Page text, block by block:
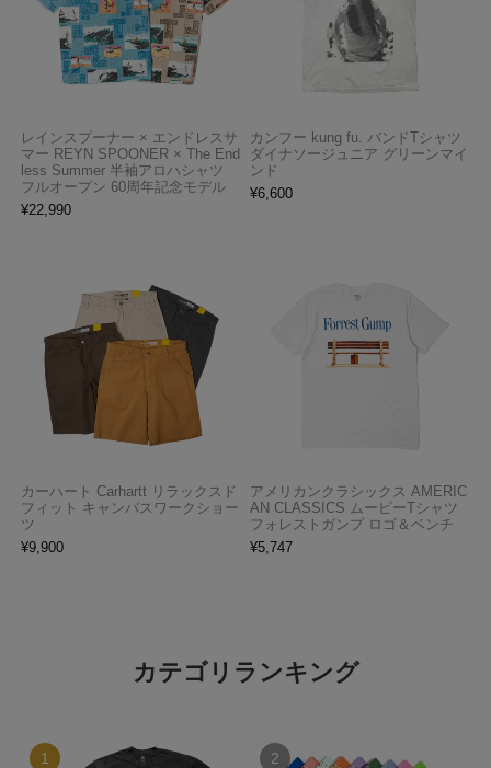
レインスプーナー × エンドレスサ
マー REYN SPOONER × The End
less Summer 半袖アロハシャツ
フルオープン 60周年記念モデル
¥22,990
カンフー kung fu. バンドTシャツ
ダイナソージュニア グリーンマイ
ンド
¥6,600
カーハート Carhartt リラックスド
フィット キャンバスワークショー
ツ
¥9,900
アメリカンクラシックス AMERIC
AN CLASSICS ムービーTシャツ
フォレストガンプ ロゴ＆ベンチ
¥5,747
カテゴリランキング